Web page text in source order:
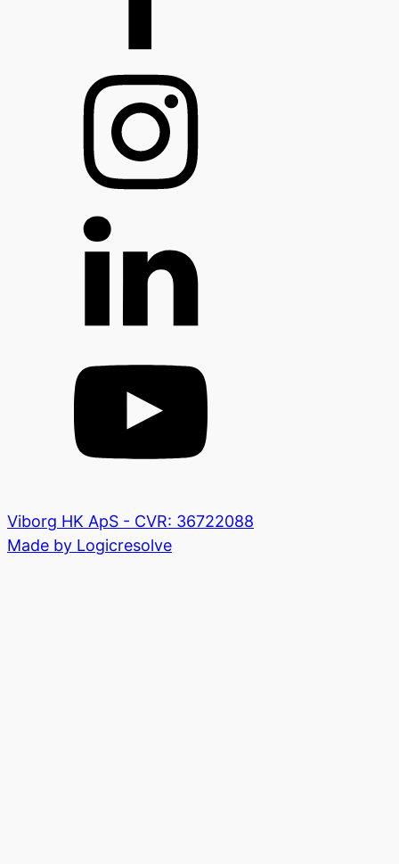
Viborg HK ApS - CVR: 36722088
Made by Logicresolve